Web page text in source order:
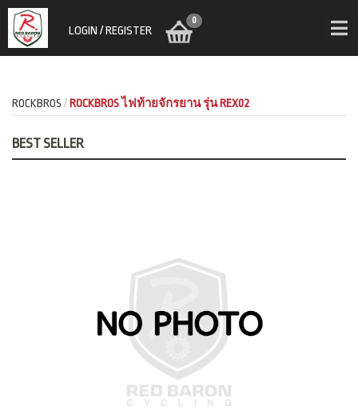
LOGIN / REGISTER
0
ROCKBROS ROCKBROS ไฟท้ายจักรยาน รุ่น REX02
BEST SELLER